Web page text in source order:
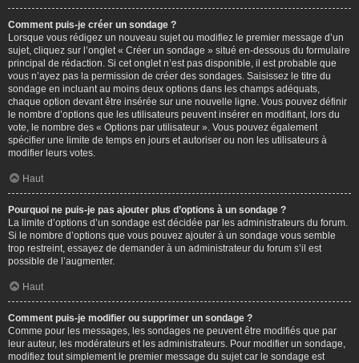
Comment puis-je créer un sondage ?
Lorsque vous rédigez un nouveau sujet ou modifiez le premier message d’un
sujet, cliquez sur l’onglet « Créer un sondage » situé en-dessous du formulaire
principal de rédaction. Si cet onglet n’est pas disponible, il est probable que
vous n’ayez pas la permission de créer des sondages. Saisissez le titre du
sondage en incluant au moins deux options dans les champs adéquats,
chaque option devant être insérée sur une nouvelle ligne. Vous pouvez définir
le nombre d’options que les utilisateurs peuvent insérer en modifiant, lors du
vote, le nombre des « Options par utilisateur ». Vous pouvez également
spécifier une limite de temps en jours et autoriser ou non les utilisateurs à
modifier leurs votes.
Haut
Pourquoi ne puis-je pas ajouter plus d’options à un sondage ?
La limite d’options d’un sondage est décidée par les administrateurs du forum.
Si le nombre d’options que vous pouvez ajouter à un sondage vous semble
trop restreint, essayez de demander à un administrateur du forum s’il est
possible de l’augmenter.
Haut
Comment puis-je modifier ou supprimer un sondage ?
Comme pour les messages, les sondages ne peuvent être modifiés que par
leur auteur, les modérateurs et les administrateurs. Pour modifier un sondage,
modifiez tout simplement le premier message du sujet car le sondage est